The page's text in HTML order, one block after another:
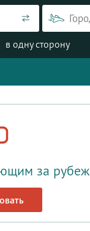
в одну сторону
за рубеж